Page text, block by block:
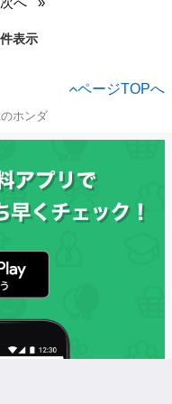
表示
ページTOPへ
ホンダ